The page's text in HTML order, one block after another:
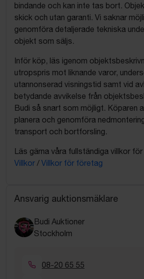
bindande och kan inte tas bort.
skick och utan garanti. Vi saknar
genomföra detaljerade tekniska
objekt som säljs.
Inför köp, läs igenom
utropspris mot liknande varor,
utannonserad visningstid samt vid
betydande avvikelse från
Budi så snart som möjligt. Köparen
planera och genomföra
transport och bortforsling.
Läs gärna våra fullständiga villkor
Villkor / Villkor för företag
Ansvarig auktionsmäklare
Budi Auktioner
Stockholm
08-20 65 55